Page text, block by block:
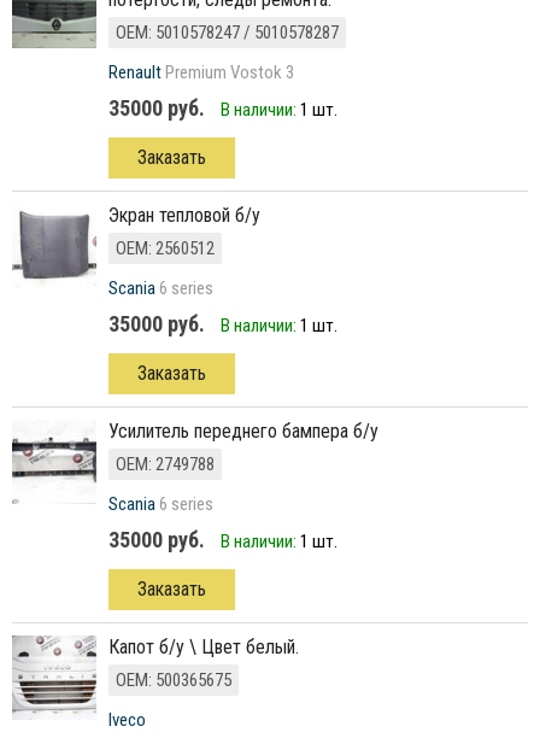
ОЕМ: 5010578247 / 5010578287
Renault Premium Vostok 3
35000 руб. В наличии: 1 шт.
Заказать
Экран тепловой б/у
ОЕМ: 2560512
Scania6 series
35000 руб. В наличии: 1 шт.
Заказать
Усилитель переднего бампера б/у
ОЕМ: 2749788
Scania6 series
35000 руб. В наличии: 1 шт.
Заказать
капот б/у \ Цвет белый.
ОЕМ: 500365675
Iveco